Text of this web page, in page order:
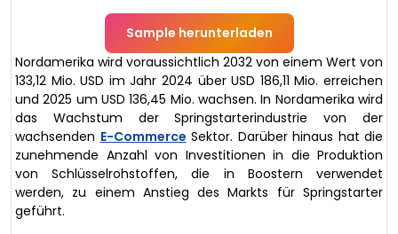
Sample herunterladen
Nordamerika wird voraussichtlich 2032 von einem Wert von
133,12 Mio. USD im Jahr 2024 über USD 186,11 Mio. erreichen
und 2025 um USD 136,45 Mio. wachsen. In Nordamerika wird
das Wachstum der Springstarterindustrie von der
wachsenden E-Commerce Sektor. Darüber hinaus hat die
zunehmende Anzahl von Investitionen in die Produktion
von Schlüsselrohstoffen, die in Boostern verwendet
werden, zu einem Anstieg des Markts für Springstarter
geführt.